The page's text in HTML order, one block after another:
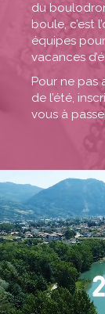
du
boule, c’est
équipes
vacances
Pour ne pas
de l’été,
vous à